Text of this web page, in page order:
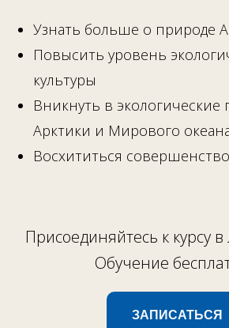
Узнать больше о природе
Повысить уровень
культуры
Вникнуть в экологические
Арктики и Мирового
Восхититься
Присоединяйтесь к курсу
Обучение
ЗАПИСАТЬСЯ